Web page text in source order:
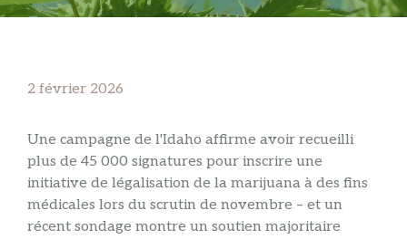
2 février 2026
Une campagne de l'Idaho affirme avoir recueilli
plus de 45 000 signatures pour inscrire une
initiative de légalisation de la marijuana à des fins
médicales lors du scrutin de novembre – et un
récent sondage montre un soutien majoritaire